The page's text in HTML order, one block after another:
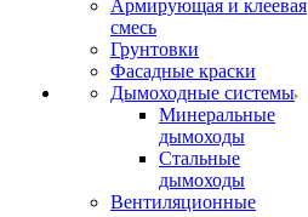
Армирующая и клеевая
смесь
Грунтовки
Фасадные краски
Дымоходные системы
Минеральные
дымоходы
Стальные
дымоходы
Вентиляционные